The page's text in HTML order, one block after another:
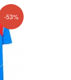
-53%